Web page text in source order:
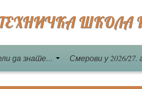
ШКОЛА
да знате… Смерови у 2026/27.